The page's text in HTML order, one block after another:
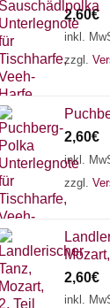
2,60€
inkl.
zzgl.
2,60€
inkl.
zzgl.
2,60€
inkl.